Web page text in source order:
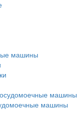
машины
машины
машины